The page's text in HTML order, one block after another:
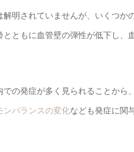
明されていませんが、いくつ
とともに血管壁の弾性が低下し、
の発症が多く見られることから
ンバランスの変化なども発症に関